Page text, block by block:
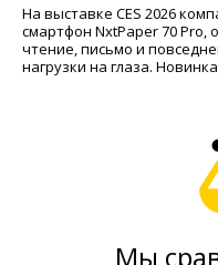
На выставке CES 2026
смартфон NxtPaper 70
чтение, письмо и
нагрузки на глаза. Новинка
Мы